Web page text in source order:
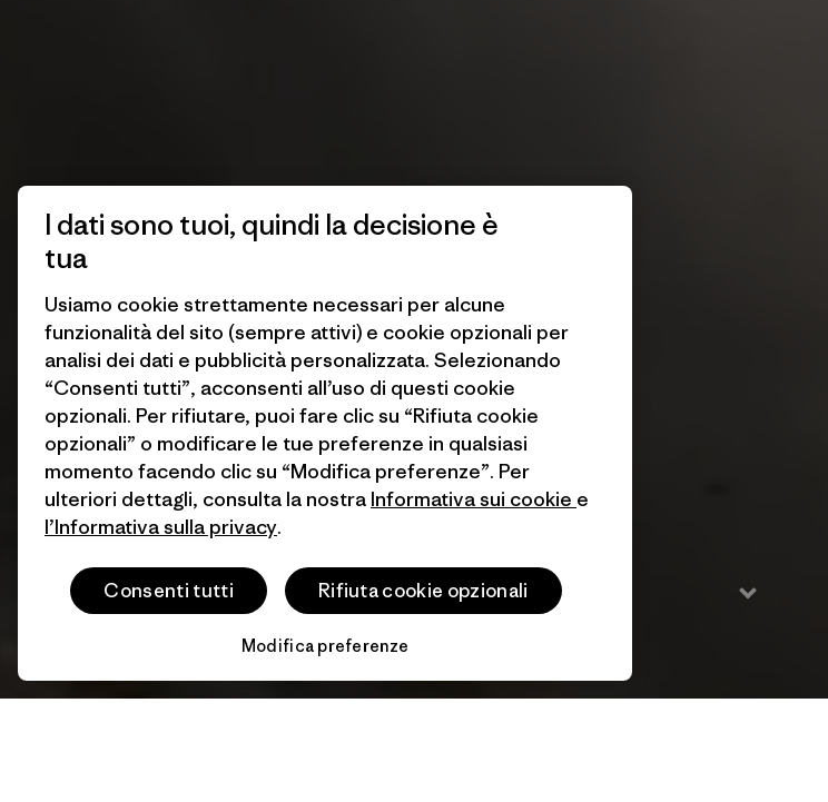
I dati sono tuoi, quindi la decisione è
tua
Usiamo cookie strettamente necessari per alcune
funzionalità del sito (sempre attivi) e cookie opzionali per
analisi dei dati e pubblicità personalizzata. Selezionando
“Consenti tutti”, acconsenti all’uso di questi cookie
opzionali. Per rifiutare, puoi fare clic su “Rifiuta cookie
opzionali” o modificare le tue preferenze in qualsiasi
momento facendo clic su “Modifica preferenze”. Per
ulteriori dettagli, consulta la nostra Informativa sui cookie e
l’Informativa sulla privacy.
Consenti tutti Rifiuta cookie opzionali
Modifica preferenze